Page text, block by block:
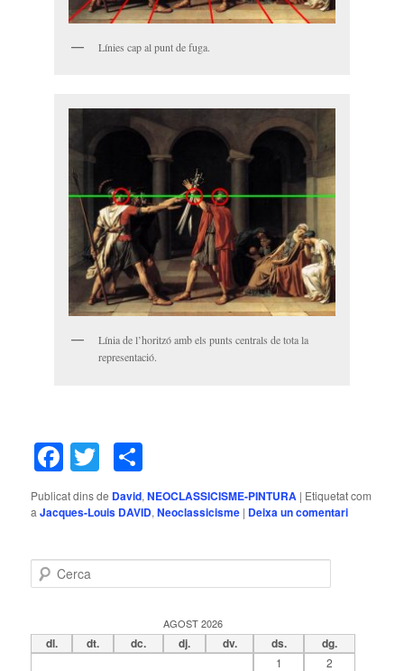
Línies cap al punt de fuga.
Línia de l’horitzó amb els punts centrals de tota la
representació.
Facebook
Twitter
Publicat dins de David,NEOCLASSICISME-PINTURA | Etiquetat com
a Jacques-Louis DAVID,Neoclassicisme | Deixa un comentari
e
a
AGOST 2026
dl. dt. dc. dj. dv. ds. dg.
1
2